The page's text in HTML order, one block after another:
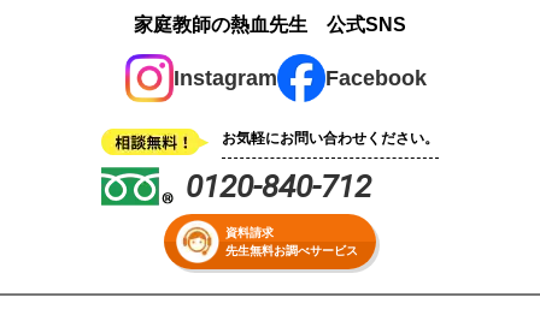
家庭教師の熱血先生 公式SNS
Instagram Facebook
お気軽にお問い合わせください。
0120-840-712
資料請求
先生無料お調べサービス